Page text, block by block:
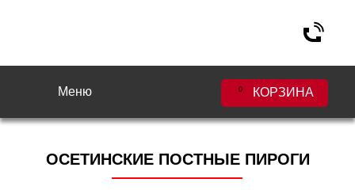
КОРЗИНА
0
Меню
ОСЕТИНСКИЕ ПОСТНЫЕ ПИРОГИ